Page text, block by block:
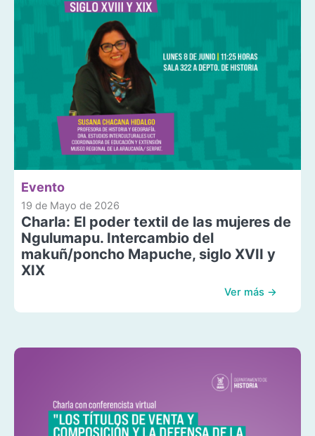
Evento
19 de Mayo de 2026
Charla: El poder textil de las mujeres de
Ngulumapu. Intercambio del
makuñ/poncho Mapuche, siglo XVII y
XIX
Ver más →